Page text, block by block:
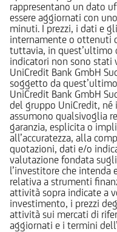
rappresentano un dato
essere aggiornati con
minuti. I prezzi, i dati e
internamente o ottenuti
tuttavia, in quest’ultimo
indicatori non sono stati
UniCredit Bank GmbH
soggetto da
UniCredit Bank GmbH
del gruppo UniCredit,
assumono qualsivoglia
garanzia, esplicita o
all’accuratezza, alla
quotazioni, dati e/o
valutazione fondata
l’investitore che intenda
relativa a strumenti
attività sopra indicate a
investimento, i prezzi
attività sui mercati di
aggiornati e i termini